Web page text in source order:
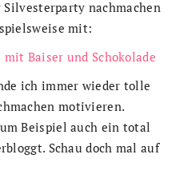
nachmachen
mit:
mit Baiser und Schokolade
ich immer wieder tolle
motivieren.
Beispiel auch ein total
Schau doch mal auf